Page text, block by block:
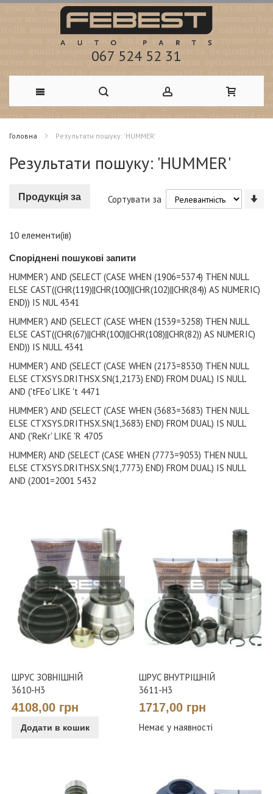
067 524 52 31
Skip
to
Content
Головна Результати пошуку: 'HUMMER'
Результати пошуку: 'HUMMER'
10 елементи(ів)
Сортувати за
Споріднені пошукові запити
HUMMER') AND (SELECT (CASE WHEN (1906=5374) THEN NULL
ELSE CAST((CHR(119)||CHR(100)||CHR(102)||CHR(84)) AS NUMERIC)
END)) IS NUL 4341
HUMMER') AND (SELECT (CASE WHEN (1539=3258) THEN NULL
ELSE CAST((CHR(67)||CHR(100)||CHR(108)||CHR(82)) AS NUMERIC)
END)) IS NULL 4341
HUMMER') AND (SELECT (CASE WHEN (2173=8530) THEN NULL
ELSE CTXSYS.DRITHSX.SN(1,2173) END) FROM DUAL) IS NULL
AND ('tFEo' LIKE 't 4471
HUMMER') AND (SELECT (CASE WHEN (3683=3683) THEN NULL
ELSE CTXSYS.DRITHSX.SN(1,3683) END) FROM DUAL) IS NULL
AND ('ReKr' LIKE 'R 4705
HUMMER) AND (SELECT (CASE WHEN (7773=9053) THEN NULL
ELSE CTXSYS.DRITHSX.SN(1,7773) END) FROM DUAL) IS NULL
AND (2001=2001 5432
ШРУС ЗОВНІШНІЙ
3610-H3
4108,00 грн
Додати в кошик
ШРУС ВНУТРІШНІЙ
3611-H3
1717,00 грн
Немає у наявності
Продукція за